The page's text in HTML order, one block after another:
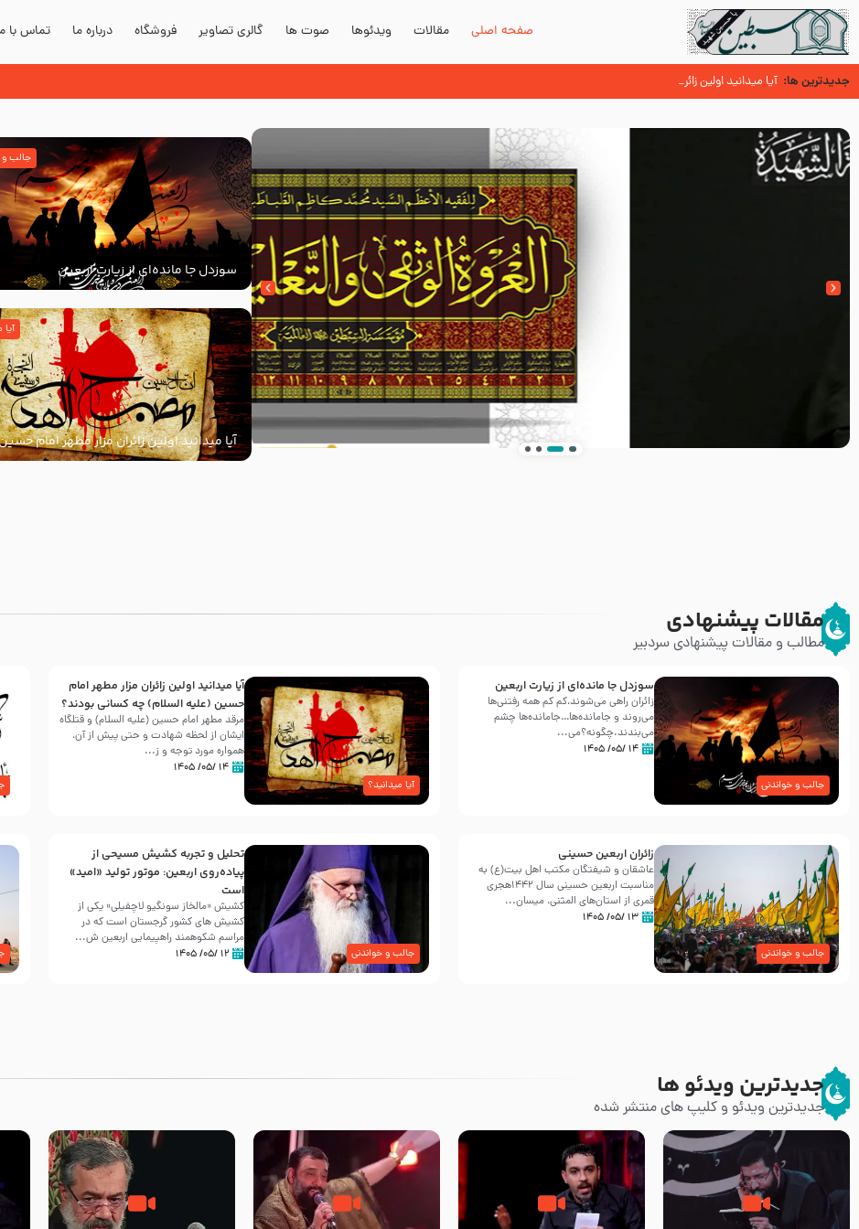
صفحه اصلی مقالات ویدئوها صوت ها گالری تصاویر فروشگاه درباره ما تماس با
جدیدترین ها: آیا میدانید اولین زائران مزار مطهر امام حسین (علیه السلام) چه کسا
اسنادی کهن دال بر شهرت زیارت اربعین نزد امامیه در قرن ۶ و ۷ هجری
زائران اربعین حسینی
سوزدل جا مانده‌ای از زیارت اربعین
جالب و
آیا میدانید اولین زائران مزار مطهر امام
السلام) چه کسانی بودند؟
آیا
مقالات پیشنهادی
مطالب و مقالات پیشنهادی سردبیر
جالب و خواندنی
سوزدل جا مانده‌ای از زیارت اربعین
زائران راهی می‌شوند،کم‌ کم همه رفتنی‌ها
می‌روند و جامانده‌ها…جامانده‌ها چشم
می‌بندند.چگونه؟می‌...
۱۴ /۰۵/ ۱۴۰۵
آیا میدانید؟
آیا میدانید اولین زائران مزار مطهر امام
حسین (علیه السلام) چه کسانی بودند؟
مرقد مطهر امام حسین (علیه السلام) و قتلگاه
ایشان از لحظه شهادت و حتی پیش از آن،
همواره مورد توجه و ز...
۱۴ /۰۵/ ۱۴۰۵
جالب و خواندنی
زائران اربعین حسینی
عاشقان و شیفتگان مکتب اهل بیت(ع) به
مناسبت اربعین حسینی سال ۱۴۴۲هجری
قمری از استان‌های المثنی، میسان...
۱۳ /۰۵/ ۱۴۰۵
جالب و خواندنی
تحلیل و تجربه کشیش مسیحی از
پیاده‌روی اربعین: موتور تولید «امید»
است
کشیش «مالخاز سونگیو لاچفیلی» یکی از
کشیش های کشور گرجستان است که در
مراسم شکوهمند راهپیمایی اربعین ش...
۱۲ /۰۵/ ۱۴۰۵
جدیدترین ویدئو ها
جدیدترین ویدئو و کلیپ های منتشر شده